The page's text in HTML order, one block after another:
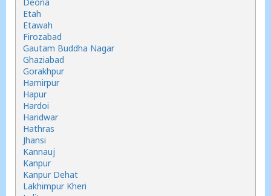
Etah
Etawah
Firozabad
Gautam Buddha Nagar
Ghaziabad
Gorakhpur
Hamirpur
Hapur
Hardoi
Haridwar
Hathras
Jhansi
Kannauj
Kanpur
Kanpur Dehat
Lakhimpur Kheri